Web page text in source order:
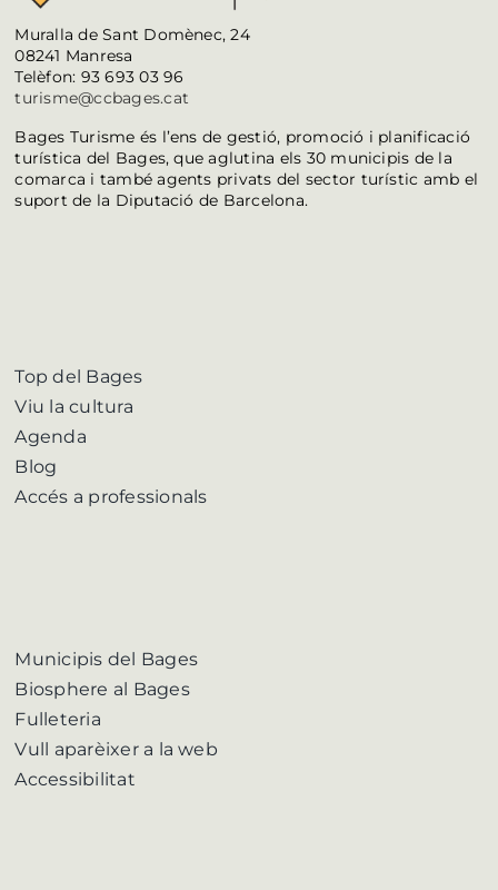
Muralla de Sant Domènec, 24
08241 Manresa
Telèfon: 93 693 03 96
turisme@ccbages.cat
Bages Turisme és l’ens de gestió, promoció i planificació
turística del Bages, que aglutina els 30 municipis de la
comarca i també agents privats del sector turístic amb el
suport de la Diputació de Barcelona.
Top del Bages
Viu la cultura
Agenda
Blog
Accés a professionals
Municipis del Bages
Biosphere al Bages
Fulleteria
Vull aparèixer a la web
Accessibilitat